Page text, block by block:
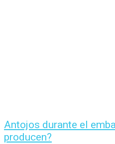
Antojos durante el
producen?